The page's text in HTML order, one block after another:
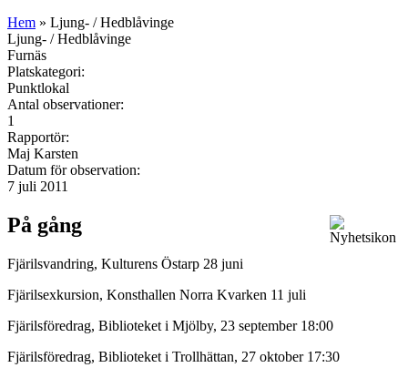
Hem » Ljung- / Hedblåvinge
Ljung- / Hedblåvinge
Furnäs
Platskategori:
Punktlokal
Antal observationer:
1
Rapportör:
Maj Karsten
Datum för observation:
7 juli 2011
På gång
Fjärilsvandring, Kulturens Östarp 28 juni
Fjärilsexkursion, Konsthallen Norra Kvarken 11 juli
Fjärilsföredrag, Biblioteket i Mjölby, 23 september 18:00
Fjärilsföredrag, Biblioteket i Trollhättan, 27 oktober 17:30